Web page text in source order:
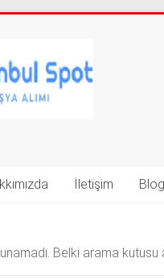
İletişim Blog
Belki arama kutusu